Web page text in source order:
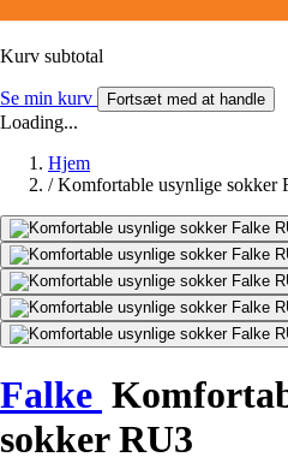
Kurv subtotal
Se min kurv Fortsæt med at handle
Loading...
Hjem
/ Komfortable usynlige sokker
Falke
sokker RU3